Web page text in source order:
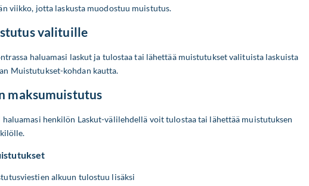
viikko, jotta laskusta muodostuu muistutus.
valituille
haluamasi laskut ja tulostaa tai lähettää muistutukset valituista laskuista
Muistutukset-kohdan kautta.
maksumuistutus
haluamasi henkilön Laskut-välilehdellä voit tulostaa tai lähettää muistutuksen
alkuun tulostuu lisäksi